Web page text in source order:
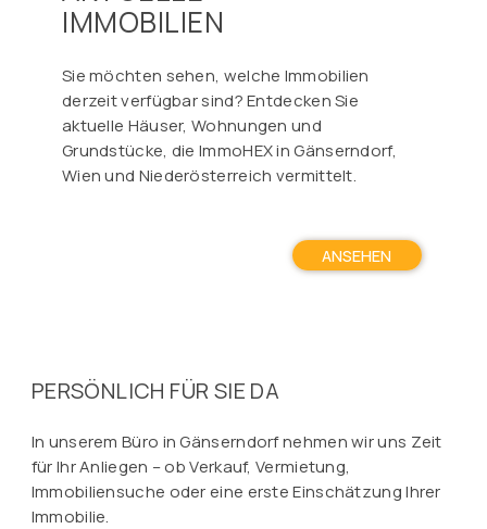
IMMOBILIEN
Sie möchten sehen, welche Immobilien
derzeit verfügbar sind? Entdecken Sie
aktuelle Häuser, Wohnungen und
Grundstücke, die ImmoHEX in Gänserndorf,
Wien und Niederösterreich vermittelt.
ANSEHEN
PERSÖNLICH FÜR SIE DA
In unserem Büro in Gänserndorf nehmen wir uns Zeit
für Ihr Anliegen – ob Verkauf, Vermietung,
Immobiliensuche oder eine erste Einschätzung Ihrer
Immobilie.